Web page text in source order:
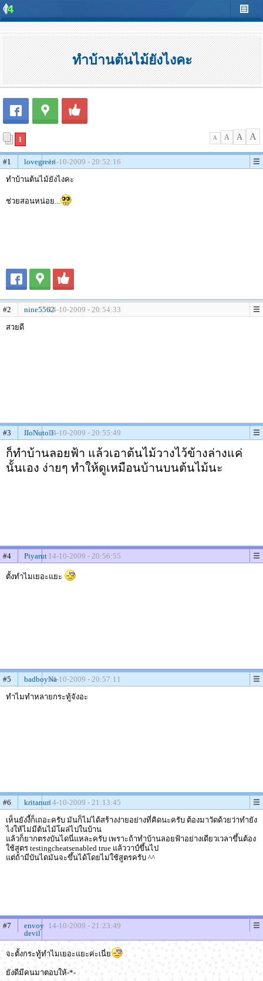
ทำบ้านต้นไม้ยังไงคะ
1 A A A A
#1 lovegreen14-10-2009 - 20:52:16
ทำบ้านต้นไม้ยังไงคะ
ช่วยสอนหน่อย...
#2 nine556214-10-2009 - 20:54:33
สวยดี
#3 IIoNutoII14-10-2009 - 20:55:49
ก็ทำบ้านลอยฟ้า แล้วเอาต้นไม้วางไว้ข้างล่างแค่
นั้นเอง ง่ายๆ ทำให้ดูเหมือนบ้านบนต้นไม้นะ
#4 Piyarut 14-10-2009 - 20:56:55
ตั้งทำไมเยอะแยะ
#5 badboyNa14-10-2009 - 20:57:11
ทำไมทำหลายกระทู้จังอะ
#6 kritanun14-10-2009 - 21:13:45
เห็นยังงี้ก็เถอะครับ มันก็ไม่ได้สร้างง่ายอย่างที่คิดนะครับ ต้องมาวัดด้วยว่าทำยัง
ไงให้ไม่มีต้นไม้โผล่ไปในบ้าน
แล้วก็ยากตรงบันไดนี่แหละครับ เพราะถ้าทำบ้านลอยฟ้าอย่างเดียวเวลาขึ้นต้อง
ใช้สูตร testingcheatsenabled true แล้ววาป์ขึ้นไป
แต่ถ้ามีบันไดมันจะขึ้นได้โดยไม่ใช้สูตรครับ ^^
#7
envoy
devil
14-10-2009 - 21:23:49
จะตั้งกระทู้ทำไมเยอะแยะค่ะเนี่ย
ยังดีมีคนมาตอบให้-*-